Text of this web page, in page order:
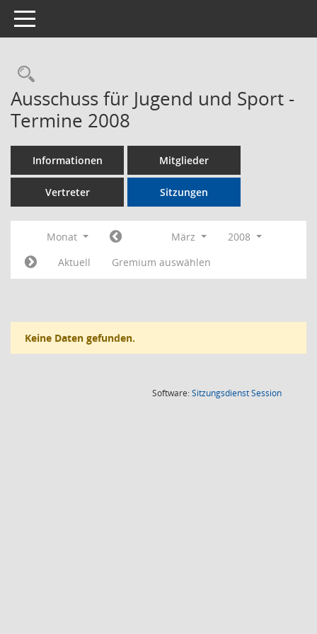
Toggle navigation
Rechercheauswahl
Ausschuss für Jugend und Sport -
Termine 2008
Informationen Mitglieder
Vertreter Sitzungen
Monat März
2008
Aktuell
Gremium auswählen
Keine Daten gefunden.
Software:SitzungsdienstSession(Wird in